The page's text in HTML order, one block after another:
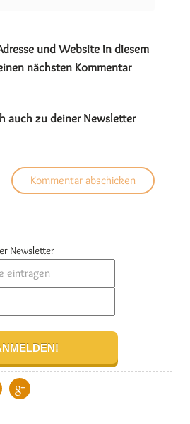
und Website in diesem
nächsten Kommentar
auch zu deiner Newsletter
Newsletter